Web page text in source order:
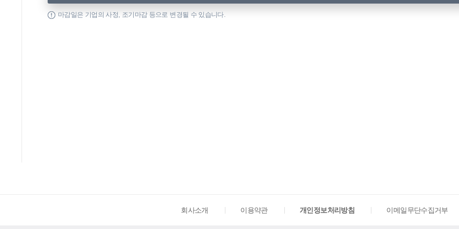
마감일은 기업의 사정, 조기마감 등으로 변경될 수 있습니다.
회사소개 이용약관 개인정보처리방침 이메일무단수집거부